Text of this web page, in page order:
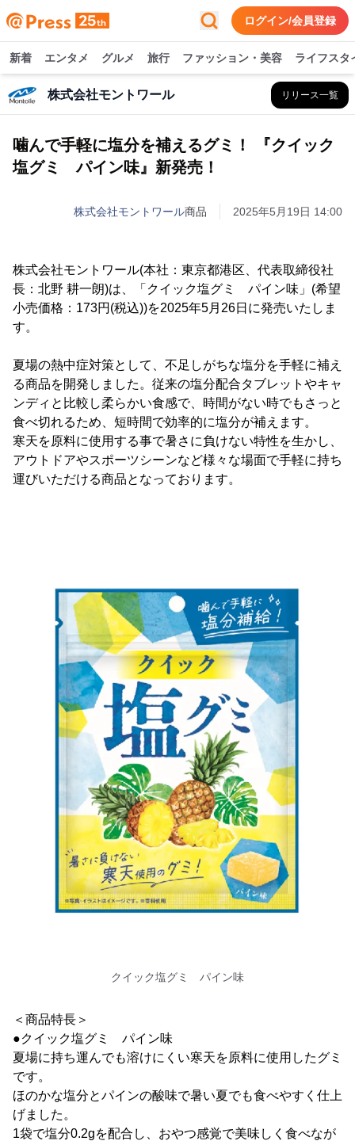
ログイン/会員登録
新着 エンタメ グルメ 旅行 ファッション・美容 ライフスタ
株式会社モントワール リリース一覧
噛んで手軽に塩分を補えるグミ！ 『クイック
塩グミ パイン味』新発売！
株式会社モントワール商品 2025年5月19日 14:00
株式会社モントワール(本社：東京都港区、代表取締役社
長：北野 耕一朗)は、「クイック塩グミ パイン味」(希望
小売価格：173円(税込))を2025年5月26日に発売いたしま
す。
夏場の熱中症対策として、不足しがちな塩分を手軽に補え
る商品を開発しました。従来の塩分配合タブレットやキャ
ンディと比較し柔らかい食感で、時間がない時でもさっと
食べ切れるため、短時間で効率的に塩分が補えます。
寒天を原料に使用する事で暑さに負けない特性を生かし、
アウトドアやスポーツシーンなど様々な場面で手軽に持ち
運びいただける商品となっております。
クイック塩グミ パイン味
＜商品特長＞
●クイック塩グミ パイン味
夏場に持ち運んでも溶けにくい寒天を原料に使用したグミ
です。
ほのかな塩分とパインの酸味で暑い夏でも食べやすく仕上
げました。
1袋で塩分0.2gを配合し、おやつ感覚で美味しく食べなが